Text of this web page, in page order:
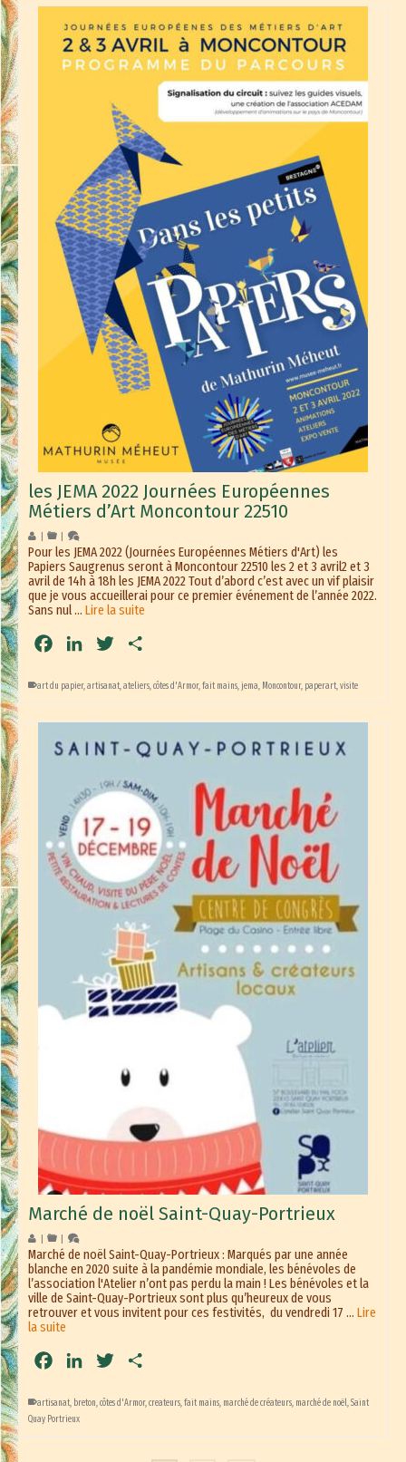
les JEMA 2022 Journées Européennes
Métiers d’Art Moncontour 22510
Pour les JEMA 2022 (Journées Européennes Métiers d'Art) les
Papiers Saugrenus seront à Moncontour 22510 les 2 et 3 avril2 et 3
avril de 14h à 18h les JEMA 2022 Tout d’abord c’est avec un vif plaisir
que je vous accueillerai pour ce premier événement de l’année 2022.
Sans nul … Lire la suite
FacebookLinkedInTwitter
art du papier,artisanat,ateliers,côtes d'Armor,fait mains, jema, Moncontour, paperart,visite
Marché de noël Saint-Quay-Portrieux
Marché de noël Saint-Quay-Portrieux : Marqués par une année
blanche en 2020 suite à la pandémie mondiale, les bénévoles de
l’association l'Atelier n’ont pas perdu la main ! Les bénévoles et la
ville de Saint-Quay-Portrieux sont plus qu’heureux de vous
retrouver et vous invitent pour ces festivités, du vendredi 17 … Lire
la suite
FacebookLinkedInTwitter
artisanat, breton,côtes d'Armor,createurs,fait mains, marché de créateurs, marché de noël,Saint
Quay Portrieux